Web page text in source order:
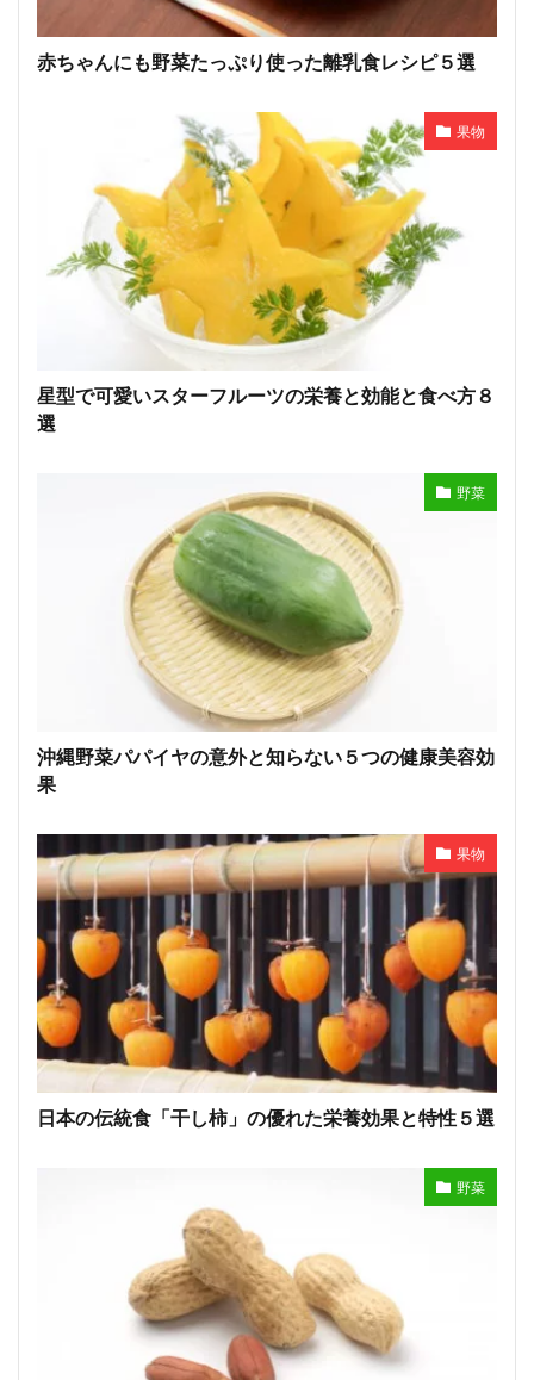
赤ちゃんにも野菜たっぷり使った離乳食レシピ５選
果物
星型で可愛いスターフルーツの栄養と効能と食べ方８
選
野菜
沖縄野菜パパイヤの意外と知らない５つの健康美容効
果
果物
日本の伝統食「干し柿」の優れた栄養効果と特性５選
野菜